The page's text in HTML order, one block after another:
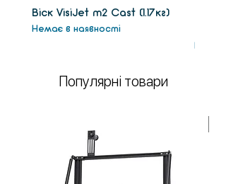
Віск VisiJet m2 Сast (1.17кг)
Немає в наявності
Немає
Популярні товари